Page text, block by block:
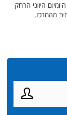
היווני הרחק
מהמרכז.